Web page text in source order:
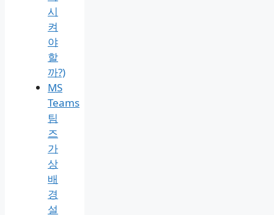
시
켜
야
할
까?)
MS
Teams
팀
즈
가
상
배
경
설